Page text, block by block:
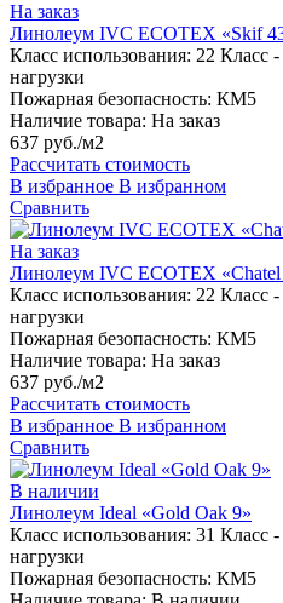
На заказ
Линолеум IVC ECOTEX «Skif
Класс использования: 22 Класс
нагрузки
Пожарная безопасность: КМ5
Наличие товара: На заказ
637 руб./м2
Рассчитать стоимость
В избранное В избранном
Сравнить
На заказ
Линолеум IVC ECOTEX «Chatel
Класс использования: 22 Класс
нагрузки
Пожарная безопасность: КМ5
Наличие товара: На заказ
637 руб./м2
Рассчитать стоимость
В избранное В избранном
Сравнить
В наличии
Линолеум Ideal «Gold Oak 9»
Класс использования: 31 Класс
нагрузки
Пожарная безопасность: КМ5